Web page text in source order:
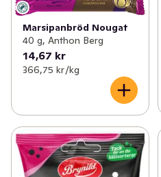
Marsipanbröd Nougat
40 g, Anthon Berg
14,67 kr
366,75 kr /kg